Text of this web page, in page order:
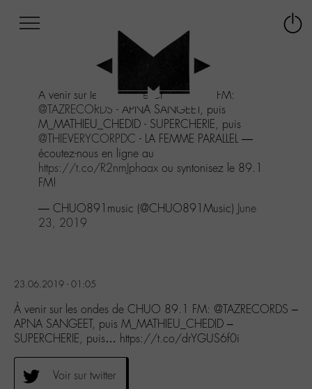
au
menu
Aller
au
contenu
Aller
recherche
À venir sur les ondes de CHUO 89.1 FM:
@TAZRECORDS - APNA SANGEET, puis
M_MATHIEU_CHEDID - SUPERCHERIE, puis
@THIEVERYCORPDC - LA FEMME PARALLEL —
écoutez-nous en ligne au
https://t.co/R2nmJphaax ou syntonisez le 89.1
FM!
— CHUO891music (@CHUO891Music) June
23, 2019
23.06.2019 - 01:05
À venir sur les ondes de CHUO 89.1 FM: @TAZRECORDS –
APNA SANGEET, puis M_MATHIEU_CHEDID –
SUPERCHERIE, puis… https://t.co/drYGUS6f0i
Voir sur twitter